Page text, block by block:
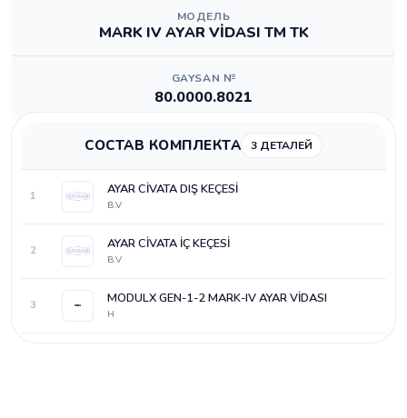
МОДЕЛЬ
MARK IV AYAR VİDASI TM TK
GAYSAN №
80.0000.8021
СОСТАВ КОМПЛЕКТА 3 ДЕТАЛЕЙ
1 AYAR CİVATA DIŞ KEÇESİ
B.V
2 AYAR CİVATA İÇ KEÇESİ
B.V
3 MODULX GEN-1-2 MARK-IV AYAR VİDASI
H